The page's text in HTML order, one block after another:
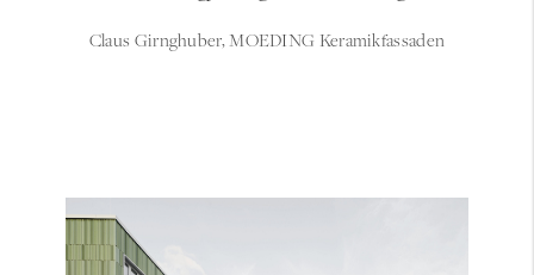
Claus Girnghuber, MOEDING Keramikfassaden